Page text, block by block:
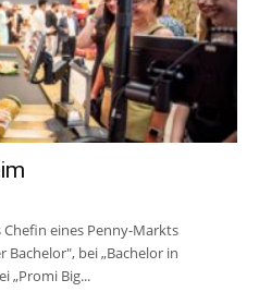
eines Penny-Markts
Bachelor", bei „Bachelor in
„Promi Big...